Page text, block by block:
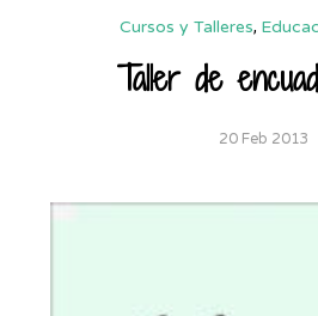
Cursos y Talleres,
Taller de
20 Feb 2013